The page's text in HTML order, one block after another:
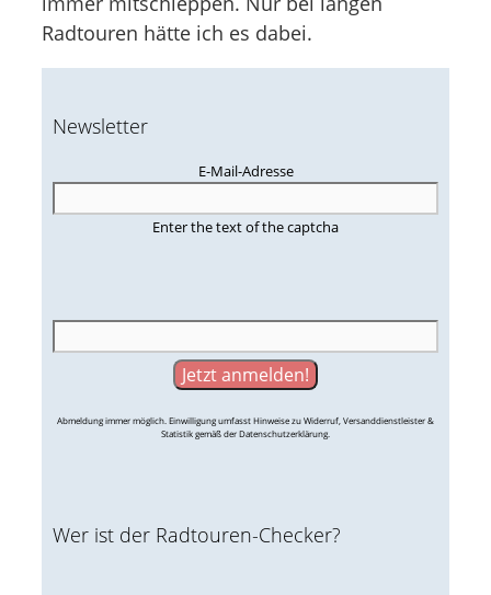
Radtouren hätte ich es dabei.
Newsletter
E-Mail-Adresse
Enter the text of the captcha
Abmeldung immer möglich. Einwilligung umfasst Hinweise zu Widerruf, Versanddienstleister &
Statistik gemäß der Datenschutzerklärung.
Wer ist der Radtouren-Checker?